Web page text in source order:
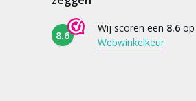
8.6
Wij scoren een 8.6 op
Webwinkelkeur